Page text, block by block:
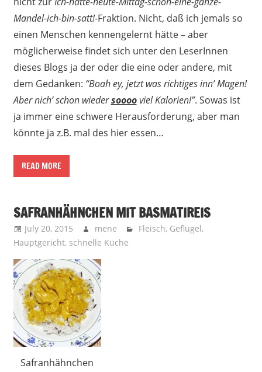
Mandel-ich-bin-satt!-Fraktion. Nicht, daß ich jemals so
einen Menschen kennengelernt hätte – aber
möglicherweise findet sich unter den LeserInnen
dieses Blogs ja der oder die eine oder andere, mit
dem Gedanken: “Boah ey, jetzt was richtiges inn’ Magen!
Aber nich’ schon wiedersooooviel Kalorien!”. Sowas ist
ja immer eine schwere Herausforderung, aber man
könnte ja z.B. mal des hier essen…
READ MORE
SAFRANHÄHNCHEN MIT BASMATIREIS
July 20, 2015 mene Fleisch, Geflügel,
Hauptgericht, schnelle Küche
Safranhähnchen